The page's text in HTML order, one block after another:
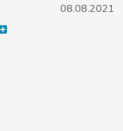
08.08.2021